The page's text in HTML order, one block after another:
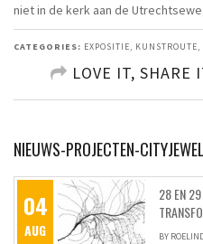
niet in de kerk aan de
CATEGORIES: EXPOSITIE, KUNSTROUTE,
LOVE IT, SHARE
NIEUWS-PROJECTEN-
04
AUG
28 EN 29
BY